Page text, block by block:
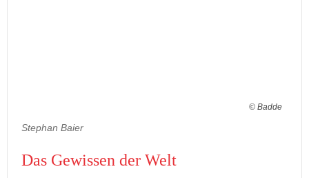
© Badde
Stephan Baier
Das Ge­wis­sen der Welt